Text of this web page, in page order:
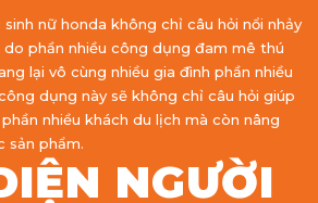
nữ honda không chỉ câu hỏi nổi nhảy
phần nhiều công dụng đam mê thú
lại vô cùng nhiều gia đình phần nhiều
dụng này sẽ không chỉ câu hỏi giúp
nhiều khách du lịch mà còn nâng
sản phẩm.
NGƯỜI